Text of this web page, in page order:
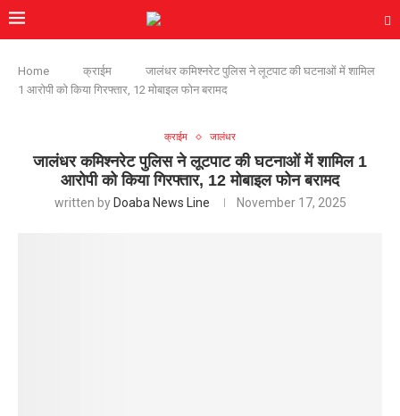
Home क्राईम
जालंधर कमिश्नरेट पुलिस ने लूटपाट की घटनाओं में शामिल
1 आरोपी को किया गिरफ्तार, 12 मोबाइल फोन बरामद
क्राईम जालंधर
जालंधर कमिश्नरेट पुलिस ने लूटपाट की घटनाओं में शामिल 1
आरोपी को किया गिरफ्तार, 12 मोबाइल फोन बरामद
written by Doaba News Line November 17, 2025